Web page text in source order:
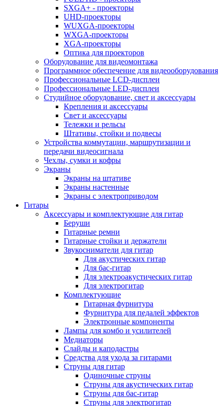
SXGA+ - проекторы
UHD-проекторы
WUXGA-проекторы
WXGA-проекторы
XGA-проекторы
Оптика для проекторов
Оборудование для видеомонтажа
Программное обеспечение для видеооборудования
Профессиональные LCD-дисплеи
Профессиональные LED-дисплеи
Студийное оборудование, свет и аксессуары
Крепления и аксессуары
Свет и аксессуары
Тележки и рельсы
Штативы, стойки и подвесы
Устройства коммутации, маршрутизации и
передачи видеосигнала
Чехлы, сумки и кофры
Экраны
Экраны на штативе
Экраны настенные
Экраны с электроприводом
Гитары
Аксессуары и комплектующие для гитар
Беруши
Гитарные ремни
Гитарные стойки и держатели
Звукосниматели для гитар
Для акустических гитар
Для бас-гитар
Для электроакустических гитар
Для электрогитар
Комплектующие
Гитарная фурнитура
Фурнитура для педалей эффектов
Электронные компоненты
Лампы для комбо и усилителей
Медиаторы
Слайды и каподастры
Средства для ухода за гитарами
Струны для гитар
Одиночные струны
Струны для акустических гитар
Струны для бас-гитар
Струны для электрогитар